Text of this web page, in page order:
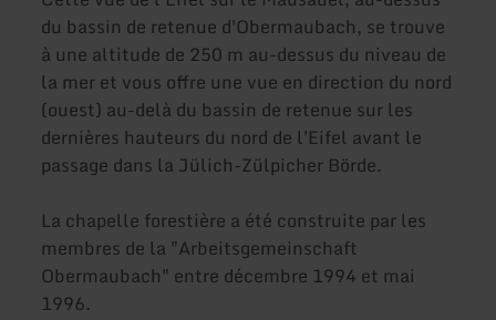
du bassin de retenue d'Obermaubach, se trouve
à une altitude de 250 m au-dessus du niveau de
la mer et vous offre une vue en direction du nord
(ouest) au-delà du bassin de retenue sur les
dernières hauteurs du nord de l'Eifel avant le
passage dans la Jülich-Zülpicher Börde.
La chapelle forestière a été construite par les
membres de la "Arbeitsgemeinschaft
Obermaubach" entre décembre 1994 et mai
1996.